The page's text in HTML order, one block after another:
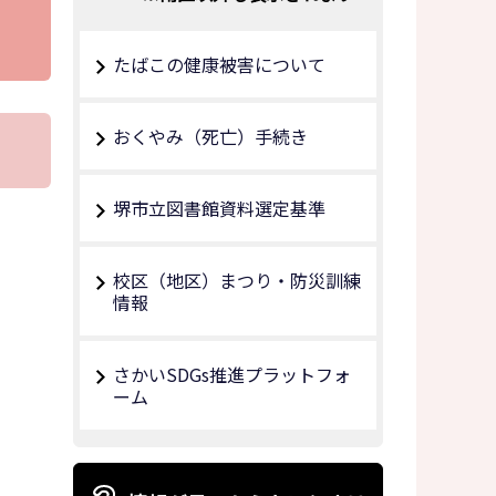
たばこの健康被害について
おくやみ（死亡）⼿続き
堺市立図書館資料選定基準
校区（地区）まつり・防災訓練
情報
さかいSDGs推進プラットフォ
ーム